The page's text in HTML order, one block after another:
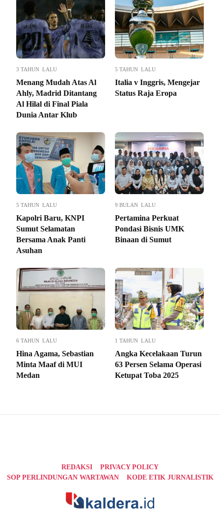
3 TAHUN LALU
Menang Mudah Atas Al
Ahly, Madrid Ditantang
Al Hilal di Final Piala
Dunia Antar Klub
5 TAHUN LALU
Italia v Inggris, Mengejar
Status Raja Eropa
5 TAHUN LALU
Kapolri Baru, KNPI
Sumut Selamatan
Bersama Anak Panti
Asuhan
9 BULAN LALU
Pertamina Perkuat
Pondasi Bisnis UMK
Binaan di Sumut
6 TAHUN LALU
Hina Agama, Sebastian
Minta Maaf di MUI
Medan
1 TAHUN LALU
Angka Kecelakaan Turun
63 Persen Selama Operasi
Ketupat Toba 2025
REDAKSI
PRIVACY POLICY
SOP PERLINDUNGAN WARTAWAN
KODE ETIK JURNALISTIK